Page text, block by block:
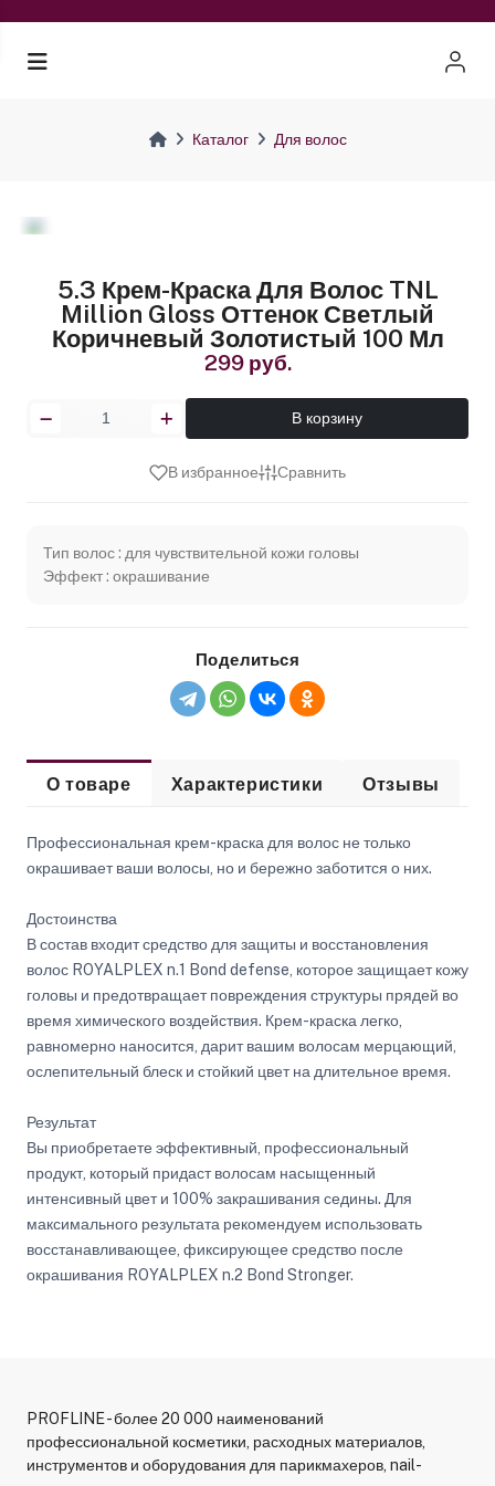
Каталог Для волос
5.3 Крем-Краска Для Волос TNL
Million Gloss Оттенок Светлый
Коричневый Золотистый 100 Мл
299 руб.
В корзину
В избранное Сравнить
Тип волос : для чувствительной кожи головы
Эффект : окрашивание
Поделиться
О товаре Характеристики Отзывы
Профессиональная крем-краска для волос не только
окрашивает ваши волосы, но и бережно заботится о них.
Достоинства
В состав входит средство для защиты и восстановления
волос ROYALPLEX n.1 Bond defense, которое защищает кожу
головы и предотвращает повреждения структуры прядей во
время химического воздействия. Крем-краска легко,
равномерно наносится, дарит вашим волосам мерцающий,
ослепительный блеск и стойкий цвет на длительное время.
Результат
Вы приобретаете эффективный, профессиональный
продукт, который придаст волосам насыщенный
интенсивный цвет и 100% закрашивания седины. Для
максимального результата рекомендуем использовать
восстанавливающее, фиксирующее средство после
окрашивания ROYALPLEX n.2 Bond Stronger.
PROFLINE - более 20 000 наименований
профессиональной косметики, расходных материалов,
инструментов и оборудования для парикмахеров, nail-